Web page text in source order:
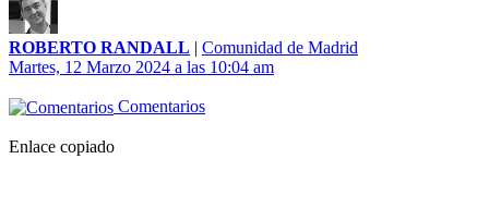
ROBERTO RANDALL | Comunidad de Madrid
Martes, 12 Marzo 2024 a las 10:04 am
Comentarios
Enlace copiado